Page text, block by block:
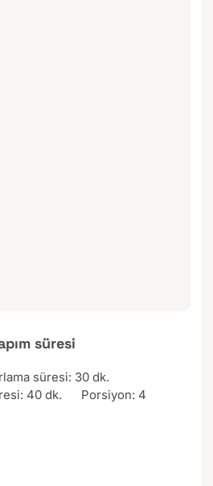
süresi
süresi: 30 dk.
40 dk.
Porsiyon: 4